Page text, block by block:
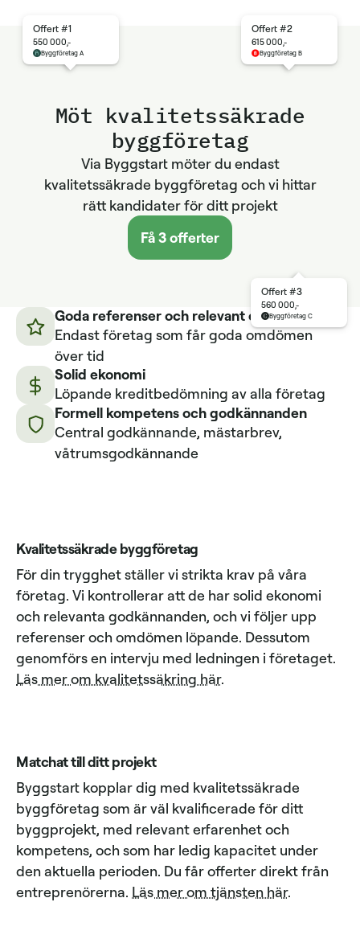
Möt kvalitetssäkrade
byggföretag
Via Byggstart möter du endast
kvalitetssäkrade byggföretag och vi hittar
rätt kandidater för ditt projekt
Få 3 offerter
Offert #1
550 000,-
Byggföretag A
Offert #3
560 000,-
Byggföretag C
Offert #2
615 000,-
Byggföretag B
Goda referenser och relevant erfarenhet
Endast företag som får goda omdömen
över tid
Solid ekonomi
Löpande kreditbedömning av alla företag
Formell kompetens och godkännanden
Central godkännande, mästarbrev,
våtrumsgodkännande
Kvalitetssäkrade byggföretag
För din trygghet ställer vi strikta krav på våra
företag. Vi kontrollerar att de har solid ekonomi
och relevanta godkännanden, och vi följer upp
referenser och omdömen löpande. Dessutom
genomförs en intervju med ledningen i företaget.
Läs mer om kvalitetssäkring här.
Matchat till ditt projekt
Byggstart kopplar dig med kvalitetssäkrade
byggföretag som är väl kvalificerade för ditt
byggprojekt, med relevant erfarenhet och
kompetens, och som har ledig kapacitet under
den aktuella perioden. Du får offerter direkt från
entreprenörerna. Läs mer om tjänsten här.